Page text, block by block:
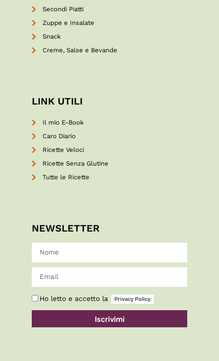
Secondi Piatti
Zuppe e Insalate
Snack
Creme, Salse e Bevande
LINK UTILI
Il mio E-Book
Caro Diario
Ricette Veloci
Ricette Senza Glutine
Tutte le Ricette
NEWSLETTER
Ho letto e accetto la Privacy Policy
Iscrivimi